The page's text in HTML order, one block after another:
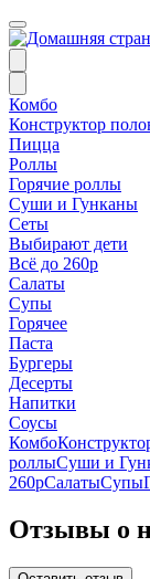
Комбо
Конструктор
Пицца
Роллы
Горячие роллы
Суши и Гунканы
Сеты
Выбирают дети
Всё до 260р
Салаты
Супы
Горячее
Паста
Бургеры
Десерты
Напитки
Соусы
Комбо
роллыСуши и
260рСалатыСупы
Отзывы о